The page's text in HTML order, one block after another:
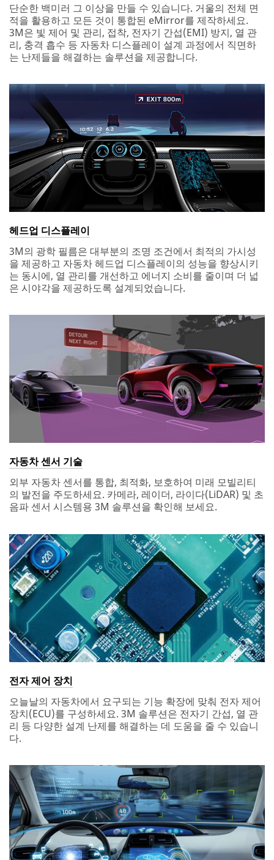
단순한 백미러 그 이상을 만들 수 있습니다. 거울의 전체 면
적을 활용하고 모든 것이 통합된 eMirror를 제작하세요.
3M은 빛 제어 및 관리, 접착, 전자기 간섭(EMI) 방지, 열 관
리, 충격 흡수 등 자동차 디스플레이 설계 과정에서 직면하
는 난제들을 해결하는 솔루션을 제공합니다.
헤드업 디스플레이
3M의 광학 필름은 대부분의 조명 조건에서 최적의 가시성
을 제공하고 자동차 헤드업 디스플레이의 성능을 향상시키
는 동시에, 열 관리를 개선하고 에너지 소비를 줄이며 더 넓
은 시야각을 제공하도록 설계되었습니다.
자동차 센서 기술
외부 자동차 센서를 통합, 최적화, 보호하여 미래 모빌리티
의 발전을 주도하세요. 카메라, 레이더, 라이다(LiDAR) 및 초
음파 센서 시스템용 3M 솔루션을 확인해 보세요.
전자 제어 장치
오늘날의 자동차에서 요구되는 기능 확장에 맞춰 전자 제어
장치(ECU)를 구성하세요. 3M 솔루션은 전자기 간섭, 열 관
리 등 다양한 설계 난제를 해결하는 데 도움을 줄 수 있습니
다.